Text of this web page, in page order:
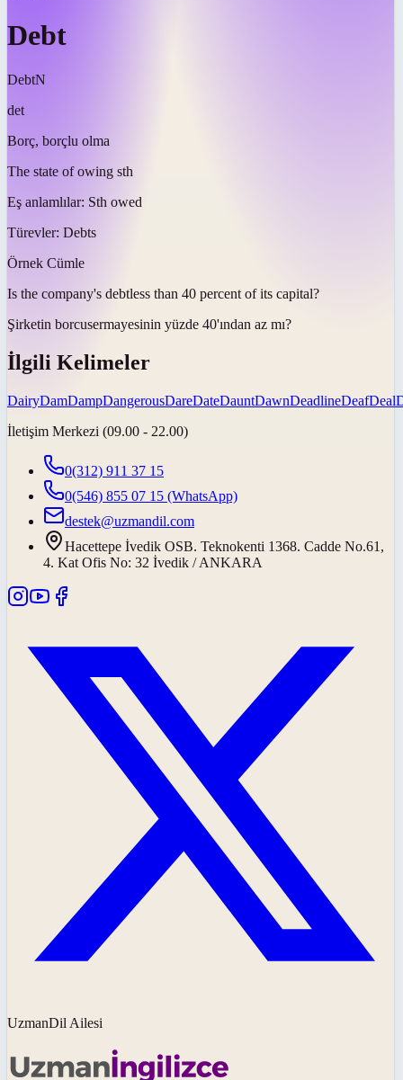
Debt
DebtN
det
Borç, borçlu olma
The state of owing sth
Eş anlamlılar: Sth owed
Türevler: Debts
Örnek Cümle
Is the company's debtless than 40 percent of its capital?
Şirketin borcusermayesinin yüzde 40'ından az mı?
İlgili Kelimeler
DairyDamDampDangerousDareDateDauntDawnDeadlineDeafDeal
İletişim Merkezi (09.00 - 22.00)
0(312) 911 37 15
0(546) 855 07 15 (WhatsApp)
destek@uzmandil.com
Hacettepe İvedik OSB. Teknokenti 1368. Cadde No.61,
4. Kat Ofis No: 32 İvedik / ANKARA
UzmanDil Ailesi